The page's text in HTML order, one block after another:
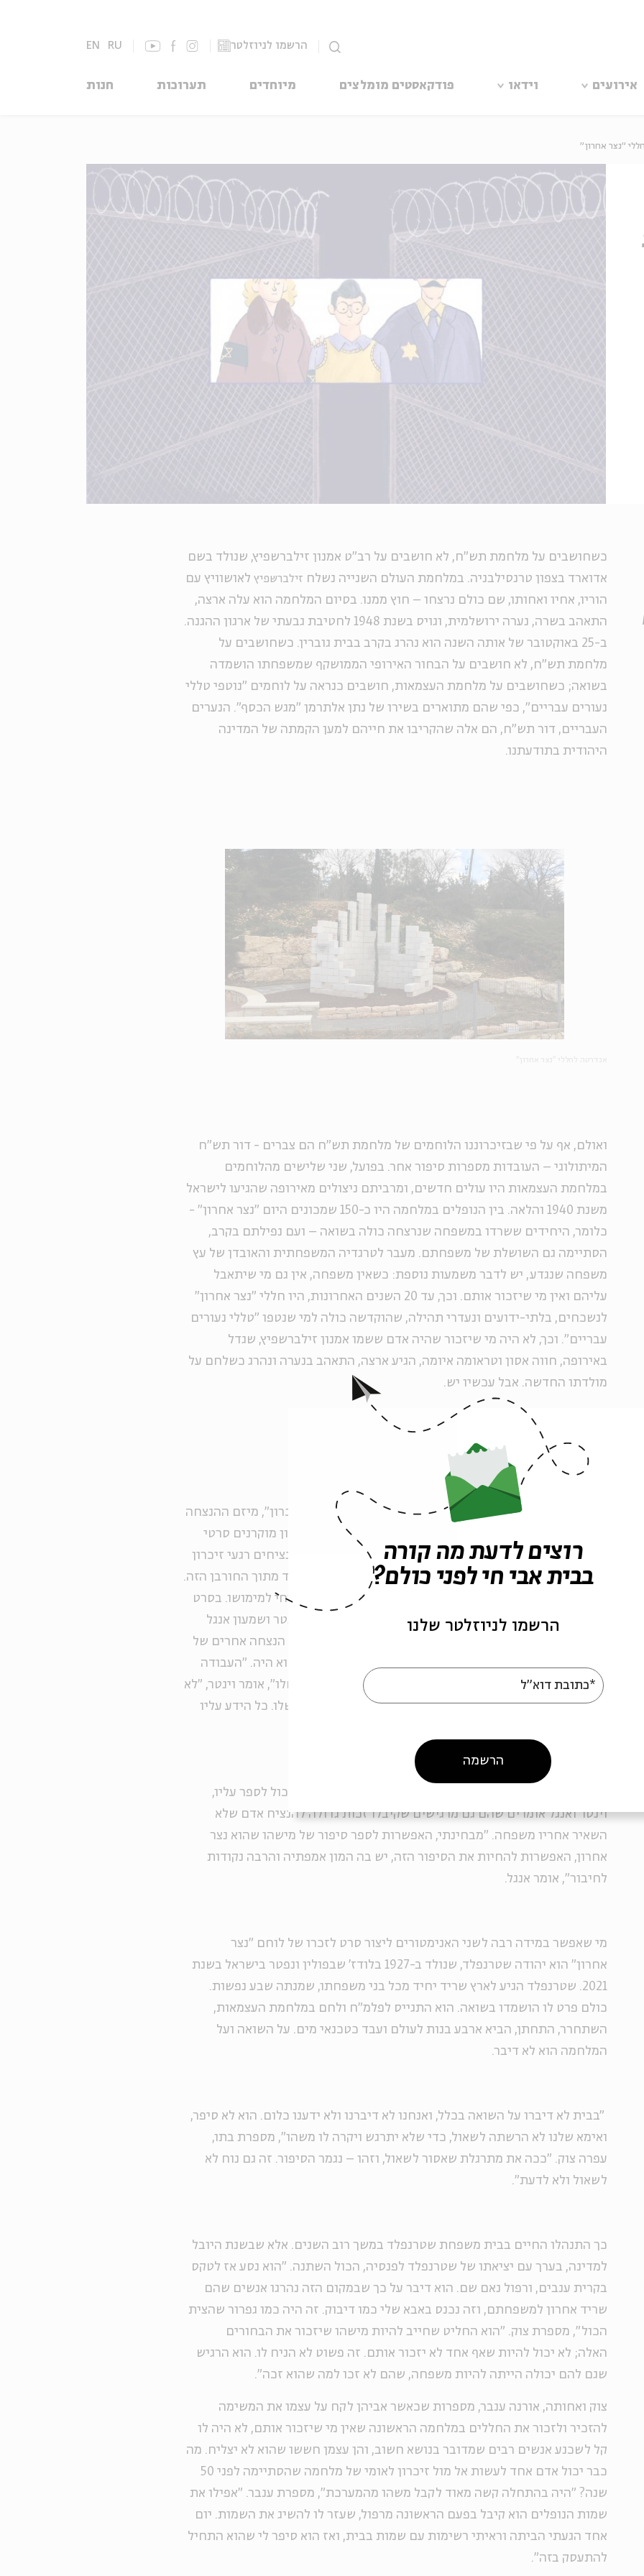
הרשמו לניוזלטר EN RU
אירועים וידאו פודקאסטים מומלצים מיוחדים תערוכות חנות
"נצר אחרון"
כשחושבים על מלחמת תש"ח, לא חושבים על רב"ט אמנון זילברשפיץ, שנולד בשם
אדוארד בצפון טרנסילבניה. במלחמת העולם השנייה נשלח זילברשפיץ לאושוויץ עם
הוריו, אחיו ואחותו, שם כולם נרצחו – חוץ ממנו. בסיום המלחמה הוא עלה ארצה,
התאהב בשרה, נערה ירושלמית, וגויס בשנת 1948 לחטיבת גבעתי של ארגון ההגנה.
ב-25 באוקטובר של אותה השנה הוא נהרג בקרב בבית גוברין. כשחושבים על
מלחמת תש"ח, לא חושבים על הבחור האירופי הממושקף שמשפחתו הושמדה
בשואה; כשחושבים על מלחמת העצמאות, חושבים כנראה על לוחמים "נוטפי טללי
נעורים עבריים", כפי שהם מתוארים בשירו של נתן אלתרמן "מגש הכסף". הנערים
העבריים, דור תש"ח, הם אלה שהקריבו את חייהם למען הקמתה של המדינה
היהודית בתודעתנו.
ואולם, אף על פי שבזיכרוננו הלוחמים של מלחמת תש"ח הם צברים - דור תש"ח
המיתולוגי – העובדות מספרות סיפור אחר. בפועל, שני שלישים מהלוחמים
במלחמת העצמאות היו עולים חדשים, ומרביתם ניצולים מאירופה שהגיעו לישראל
משנת 1940 והלאה. בין הנופלים במלחמה היו כ-150 שמכונים היום "נצר אחרון" -
כלומר, היחידים ששרדו במשפחה שנרצחה כולה בשואה – ועם נפילתם בקרב,
הסתיימה גם השושלת של משפחתם. מעבר לטרגדיה המשפחתית והאובדן של עץ
משפחה שנגדע, יש לדבר משמעות נוספת: כשאין משפחה, אין גם מי שיתאבל
עליהם ואין מי שיזכור אותם. וכך, עד 20 השנים האחרונות, היו חללי "נצר אחרון"
לנשכחים, בלתי-ידועים ונעדרי תהילה, שהוקדשה כולה למי שנטפו "טללי נעורים
עבריים". וכך, לא היה מי שיזכור שהיה אדם ששמו אמנון זילברשפיץ, שגדל
באירופה, חווה אסון וטראומה איומה, הגיע ארצה, התאהב בנערה ונהרג כשלחם על
מולדתו החדשה. אבל עכשיו יש.
לא לשאול ולא לדעת
סרט האנימציה "שארית" נעשה במסגרת פרויקט "פנים. יום. זיכרון", מיזם ההנצחה
של בית אבי חי שמתקיים זה עשור. מדי שנה בשנה ביום הזיכרון מוקרנים סרטי
אנימציה חדשים שמאפשרים מעין הצצה לחיים שנקטעו. הם מנציחים רגעי זיכרון
אינטימיים מעולם שחרב, רגעים שקיבלו משמעות ומעמד מיוחד מתוך החורבן הזה.
משפחות הנופלים שותפות לתהליך היצירה, והגיבוי שלהן הכרחי למימושו. בסרט
על אמנון זילברשפיץ הנסיבות היו שונות. יוצרי הסרט, עופר וינטר ושמעון אנגל
מסטודיו דוב אברמסון, מספרים שאכן, בניגוד לעבודה על סרטי הנצחה אחרים של
חיילים שנהרגו בקרב, במקרה של אמנון לא היה מי שיספר מי הוא היה. "העבודה
באמת הייתה מורכבת כי לא ידענו כמעט שום פרט על החיים שלו", אומר וינטר, "לא
ידענו למשל איזה אוכל הוא אהב לאכול או מה היו התחביבים שלו. כל הידע עליו
למרות האתגר שביצירת סרט על אדם שלא נשאר כמעט איש שיכול לספר עליו,
וינטר ואנגל אומרים שהם גם מרגישים שקיבלו זכות גדולה להנציח אדם שלא
השאיר אחריו משפחה. "מבחינתי, האפשרות לספר סיפור של מישהו שהוא נצר
אחרון, האפשרות להחיות את הסיפור הזה, יש בה המון אמפתיה והרבה נקודות
לחיבור", אומר אנגל.
מי שאפשר במידה רבה לשני האנימטורים ליצור סרט לזכרו של לוחם "נצר
אחרון" הוא יהודה שטרנפלד, שנולד ב-1927 בלודז' שבפולין ונפטר בישראל בשנת
2021. שטרנפלד הגיע לארץ שריד יחיד מכל בני משפחתו, שמנתה שבע נפשות.
כולם פרט לו הושמדו בשואה. הוא התגייס לפלמ"ח ולחם במלחמת העצמאות,
השתחרר, התחתן, הביא ארבע בנות לעולם ועבד כטכנאי מים. על השואה ועל
המלחמה הוא לא דיבר.
"בבית לא דיברו על השואה בכלל, ואנחנו לא דיברנו ולא ידענו כלום. הוא לא סיפר,
ואימא שלנו לא הרשתה לשאול, כדי שלא יתרגש ויקרה לו משהו", מספרת בתו,
עפרה צוק. "ככה את מתרגלת שאסור לשאול, וזהו – נגמר הסיפור. זה גם נוח לא
לשאול ולא לדעת".
כך התנהלו החיים בבית משפחת שטרנפלד במשך רוב השנים. אלא שבשנת היובל
למדינה, בערך עם יציאתו של שטרנפלד לפנסיה, הכול השתנה. "הוא נסע אז לטקס
בקרית ענבים, ורפול נאם שם. הוא דיבר על כך שבמקום הזה נהרגו אנשים שהם
שריד אחרון למשפחתם, וזה נכנס באבא שלי כמו דיבוק. זה היה כמו גפרור שהצית
הכול", מספרת צוק. "הוא החליט שחייב להיות מישהו שיזכור את הבחורים
האלה; לא יכול להיות שאף אחד לא יזכור אותם. זה פשוט לא הניח לו. הוא הרגיש
שגם להם יכולה הייתה להיות משפחה, שהם לא זכו למה שהוא זכה".
צוק ואחותה, אורנה ענבר, מספרות שכאשר אביהן לקח על עצמו את המשימה
להזכיר ולזכור את החללים במלחמה הראשונה שאין מי שיזכור אותם, לא היה לו
קל לשכנע אנשים רבים שמדובר בנושא חשוב, והן עצמן חששו שהוא לא יצליח. מה
כבר יכול אדם אחד לעשות אל מול זיכרון לאומי של מלחמה שהסתיימה לפני 50
שנה? "היה בהתחלה קשה מאוד לקבל משהו מהמערכת", מספרת ענבר. "אפילו את
שמות הנופלים הוא קיבל בפעם הראשונה מרפול, שעזר לו להשיג את השמות. יום
אחד הגעתי הביתה וראיתי רשימות עם שמות בבית, ואז הוא סיפר לי שהוא התחיל
להתעסק בזה".
רוצים לדעת מה קורה
בבית אבי חי לפני כולם?
הרשמו לניוזלטר שלנו
*כתובת דוא"ל
הרשמה